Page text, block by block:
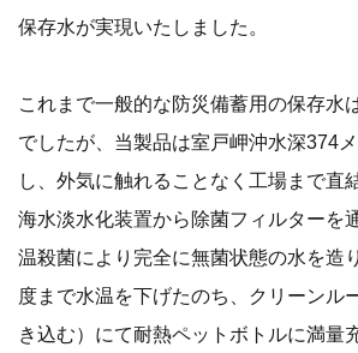
保存水が実現いたしました。
これまで一般的な防災備蓄用の保存水
でしたが、当製品は室戸岬沖水深374
し、外気に触れることなく工場まで直
海水淡水化装置から除菌フィルターを
温殺菌により完全に無菌状態の水を造
度まで水温を下げたのち、クリーンル
き込む）にて耐熱ペットボトルに満量